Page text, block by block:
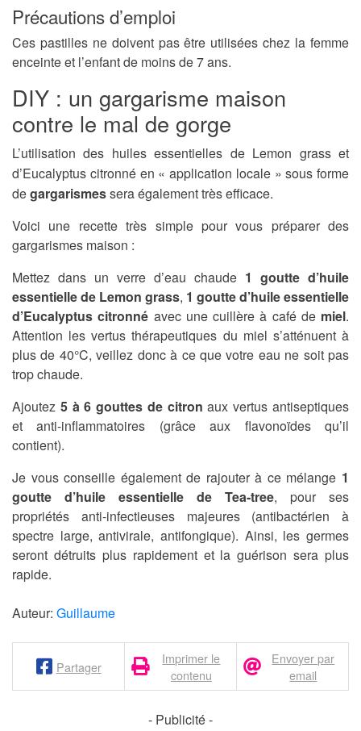
Précautions d’emploi
Ces pastilles ne doivent pas être utilisées chez la femme
enceinte et l’enfant de moins de 7 ans.
DIY : un gargarisme maison
contre le mal de gorge
L’utilisation des huiles essentielles de Lemon grass et
d’Eucalyptus citronné en « application locale » sous forme
degargarismessera également très efficace.
Voici une recette très simple pour vous préparer des
gargarismes maison :
Mettez dans un verre d’eau chaude 1 goutte d’huile
essentielle de Lemon grass, 1 goutte d’huile essentielle
d’Eucalyptus citronné avec une cuillère à café de miel.
Attention les vertus thérapeutiques du miel s’atténuent à
plus de 40°C, veillez donc à ce que votre eau ne soit pas
trop chaude.
Ajoutez 5 à 6 gouttes de citron aux vertus antiseptiques
et anti-inflammatoires (grâce aux flavonoïdes qu’il
contient).
Je vous conseille également de rajouter à ce mélange 1
goutte d’huile essentielle de Tea-tree, pour ses
propriétés anti-infectieuses majeures (antibactérien à
spectre large, antivirale, antifongique). Ainsi, les germes
seront détruits plus rapidement et la guérison sera plus
rapide.
Auteur: Guillaume
Partager
Imprimer le
contenu
Envoyer par
email
- Publicité -